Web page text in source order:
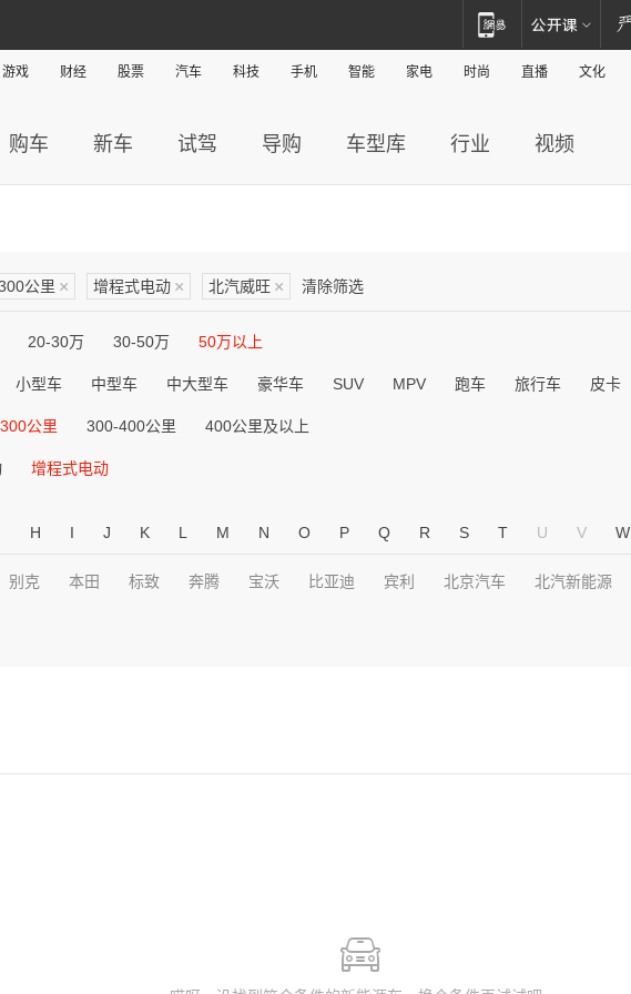
游戏 财经 股票 汽车 科技 手机 智能 家电 时尚 直播 文化
购车 新车 试驾 导购 车型库 行业 视频
公里 × 增程式电动 × 北汽威旺 × 清除筛选
20-30万 30-50万 50万以上
小型车 中型车 中大型车 豪华车 SUV MPV 跑车 旅行车 皮卡
公里 300-400公里 400公里及以上
增程式电动
H I J K L M N O P Q R S T U V W
别克 本田 标致 奔腾 宝沃 比亚迪 宾利 北京汽车 北汽新能源